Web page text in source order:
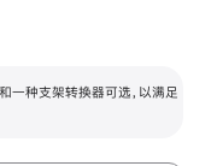
种支架转换器可选，以满足